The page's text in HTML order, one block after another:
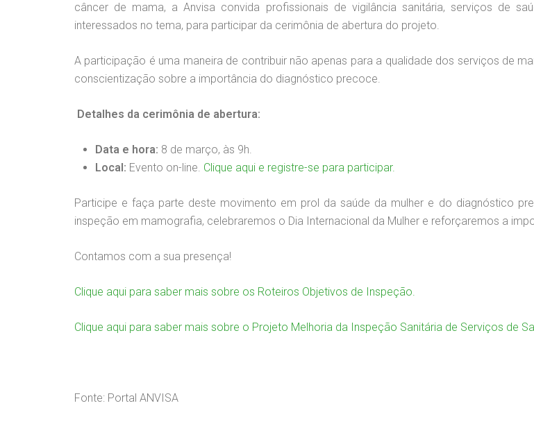
câncer de mama, a Anvisa convida profissionais de vigilância sanitária, serviços de
interessados no tema, para participar da cerimônia de abertura do projeto.
A participação é uma maneira de contribuir não apenas para a qualidade dos serviços de
conscientização sobre a importância do diagnóstico precoce.
Detalhes da cerimônia de abertura:
Data e hora: 8 de março, às 9h.
Local: Evento on-line. Clique aqui e registre-se para participar.
Participe e faça parte deste movimento em prol da saúde da mulher e do diagnóstico
inspeção em mamografia, celebraremos o Dia Internacional da Mulher e reforçaremos a
Contamos com a sua presença!
Clique aqui para saber mais sobre os Roteiros Objetivos de Inspeção.
Clique aqui para saber mais sobre o Projeto Melhoria da Inspeção Sanitária de Serviços de
Fonte: Portal ANVISA